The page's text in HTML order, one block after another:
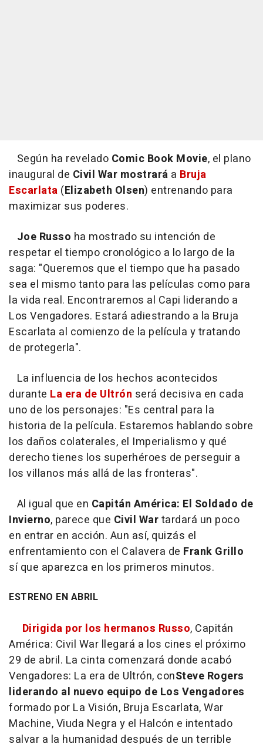
Según ha revelado Comic Book Movie, el plano
inaugural de Civil War mostrará a Bruja
Escarlata (Elizabeth Olsen) entrenando para
maximizar sus poderes.
Joe Russo ha mostrado su intención de
respetar el tiempo cronológico a lo largo de la
saga: "Queremos que el tiempo que ha pasado
sea el mismo tanto para las películas como para
la vida real. Encontraremos al Capi liderando a
Los Vengadores. Estará adiestrando a la Bruja
Escarlata al comienzo de la película y tratando
de protegerla".
La influencia de los hechos acontecidos
durante La era de Ultrón será decisiva en cada
uno de los personajes: "Es central para la
historia de la película. Estaremos hablando sobre
los daños colaterales, el Imperialismo y qué
derecho tienes los superhéroes de perseguir a
los villanos más allá de las fronteras".
Al igual que en Capitán América: El Soldado de
Invierno, parece que Civil Wartardará un poco
en entrar en acción. Aun así, quizás el
enfrentamiento con el Calavera de Frank Grillo
sí que aparezca en los primeros minutos.
ESTRENO EN ABRIL
Dirigida por los hermanos Russo, Capitán
América: Civil War llegará a los cines el próximo
29 de abril. La cinta comenzará donde acabó
Vengadores: La era de Ultrón, conSteve Rogers
liderando al nuevo equipo de Los Vengadores
formado por La Visión, Bruja Escarlata, War
Machine, Viuda Negra y el Halcón e intentado
salvar a la humanidad después de un terrible